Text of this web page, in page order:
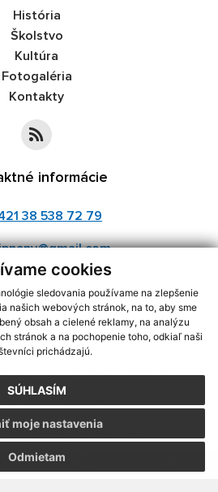
cookies
sledovania používame na zlepšenie
našich webových stránok, na to, aby sme
obsah a cielené reklamy, na analýzu
stránok a na pochopenie toho, odkiaľ naši
prichádzajú.
SÚHLASÍM
Odmietam
moje nastavenia
História
Školstvo
Kultúra
Fotogaléria
Kontakty
informácie
38 538 72 79
aktuálnych informácií s využitím RSS
ECHELON 2,Mapa stránok,web portál
s.r.o.,domény,registrácia domény
aktualizácia:06.08.2026
|Vyhlásenie o prístupnosti